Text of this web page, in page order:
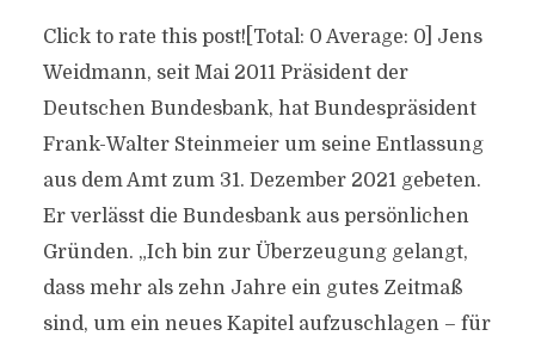
Click to rate this post![Total: 0 Average: 0] Jens
Weidmann, seit Mai 2011 Präsident der
Deutschen Bundesbank, hat Bundespräsident
Frank-Walter Steinmeier um seine Entlassung
aus dem Amt zum 31. Dezember 2021 gebeten.
Er verlässt die Bundesbank aus persönlichen
Gründen. „Ich bin zur Überzeugung gelangt,
dass mehr als zehn Jahre ein gutes Zeitmaß
sind, um ein neues Kapitel aufzuschlagen – für